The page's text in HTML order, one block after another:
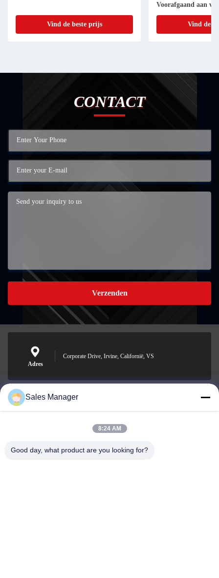
Vind de beste prijs
Voorafgaand aan
Vind de
CONTACT
Verzenden
Adres
Corporate Drive, Irvine, Californië, VS
sales@ltcircuit.com
Sales Manager
8:24 AM
Good day, what product are you looking for?